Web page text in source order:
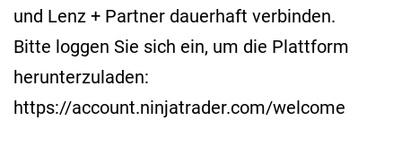
und Lenz + Partner dauerhaft verbinden.
Bitte loggen Sie sich ein, um die Plattform
herunterzuladen:
https://account.ninjatrader.com/welcome